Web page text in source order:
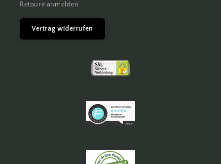
Retoure anmelden
Vertrag widerrufen